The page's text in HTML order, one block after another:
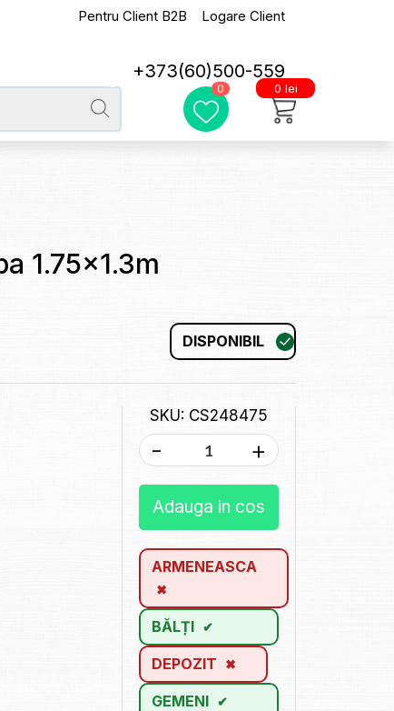
Pentru Client B2B Logare Client
+373(60)500-559
0 0 lei
1.75x1.3m
DISPONIBIL
SKU: CS248475
- +
Adauga in cos
ARMENEASCA
BĂLȚI
DEPOZIT
GEMENI